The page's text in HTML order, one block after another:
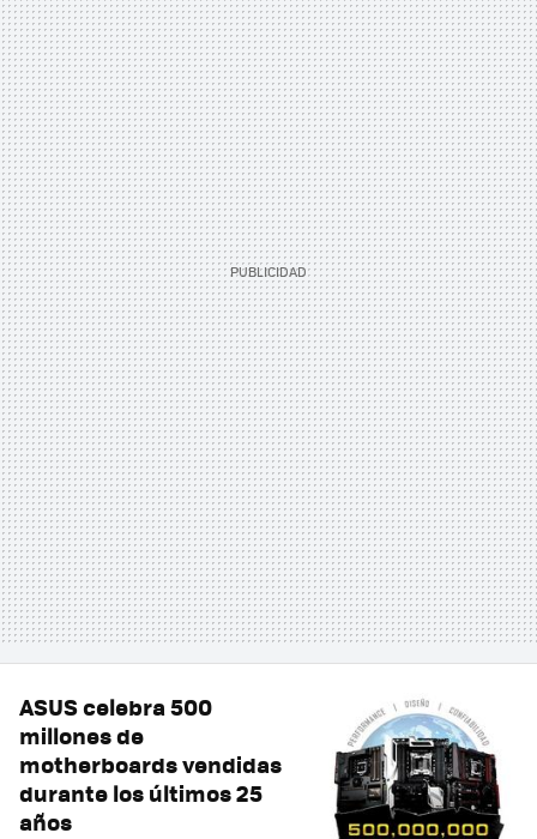
ASUS celebra 500
millones de
motherboards vendidas
durante los últimos 25
años